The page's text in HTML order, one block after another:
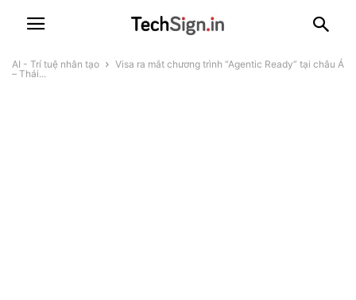
AI - Trí tuệ nhân tạo
Visa ra mắt chương trình “Agentic Ready” tại châu Á
– Thái...